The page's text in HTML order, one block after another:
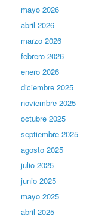
mayo 2026
abril 2026
marzo 2026
febrero 2026
enero 2026
diciembre 2025
noviembre 2025
octubre 2025
septiembre 2025
agosto 2025
julio 2025
junio 2025
mayo 2025
abril 2025